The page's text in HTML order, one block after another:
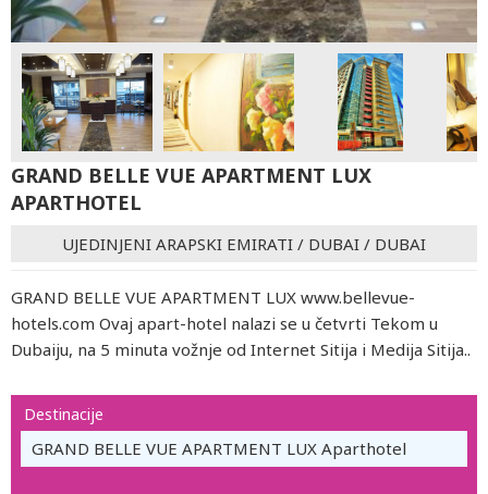
GRAND BELLE VUE APARTMENT LUX
APARTHOTEL
UJEDINJENI ARAPSKI EMIRATI / DUBAI / DUBAI
GRAND BELLE VUE APARTMENT LUX www.bellevue-
hotels.com Ovaj apart-hotel nalazi se u četvrti Tekom u
Dubaiju, na 5 minuta vožnje od Internet Sitija i Medija Sitija..
Destinacije
GRAND BELLE VUE APARTMENT LUX Aparthotel